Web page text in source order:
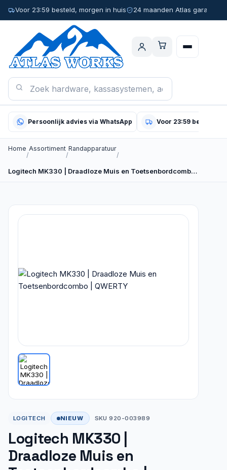
Voor 23:59 besteld, morgen in huis 24 maanden Atlas garantie
Persoonlijk advies via WhatsApp Voor 23:59 besteld,
Home
/
Assortiment
/
Randapparatuur
/
Logitech MK330 | Draadloze Muis en Toetsenbordcombo |…
LOGITECH NIEUW SKU 920-003989
Logitech MK330 |
Draadloze Muis en